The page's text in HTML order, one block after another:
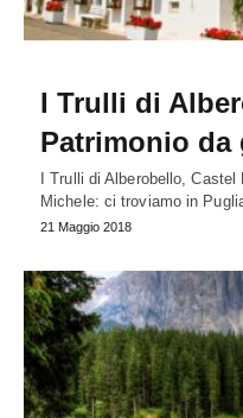
I Trulli di
Patrimonio da
I Trulli di Alberobello,
Michele: ci troviamo in
21 Maggio 2018